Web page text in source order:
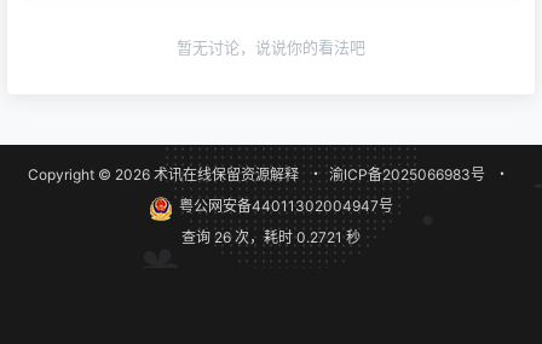
暂无讨论，说说你的看法吧
Copyright © 2026术讯在线保留资源解释 ・ 渝ICP备2025066983号
・
粤公网安备44011302004947号
查询 26 次，耗时 0.2721 秒